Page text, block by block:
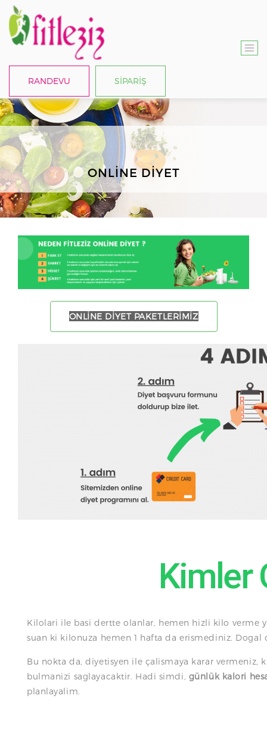
T
RANDEVU SİPARİŞ
ONLINE DIYET
ONLINE DIYET PAKETLERIMIZ
Kimler
Kilolari ile basi dertte olanlar, hemen hizli kilo verme
suan ki kilonuza hemen 1 hafta da erismediniz.
Bu nokta da, diyetisyen ile çalismaya karar
bulmanizi saglayacaktir. Hadi simdi, günlük kalori
planlayalim.